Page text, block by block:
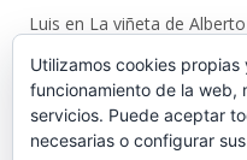
Luis en La viñeta de
domicilio #6.655
Javier Bello GonzálezenLa
hacen fiestas a domicilio
Utilizamos cookies
funcionamiento de la web,
servicios. Puede aceptar
necesarias o configurar